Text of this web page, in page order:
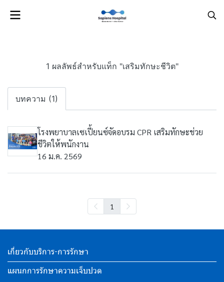
1 ผลลัพธ์สำหรับแท็ก "เสริมทักษะชีวิต"
บทความ (1)
โรงพยาบาลเซเปี้ยนซ์จัดอบรม CPR เสริมทักษะช่วย
ชีวิตให้พนักงาน
16 ม.ค. 2569
1
เกี่ยวกับบริการ-การรักษา
แผนกการรักษาความเจ็บปวด